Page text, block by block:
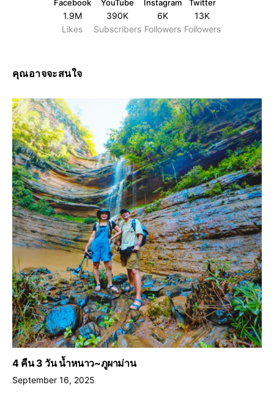
Facebook
1.9M
Likes
YouTube
390K
Subscribers
Instagram
6K
Followers
Twitter
13K
Followers
คุณอาจจะสนใจ
4 คืน 3 วัน น้ำหนาว~ภูผาม่าน
September 16, 2025